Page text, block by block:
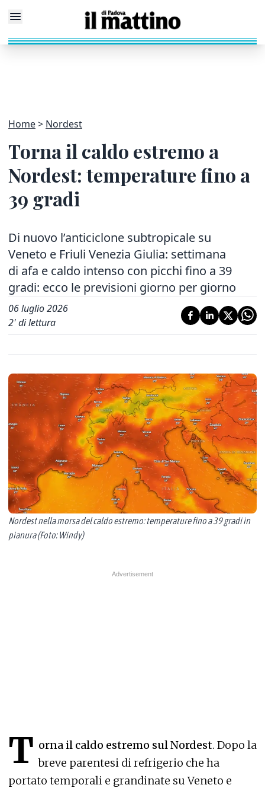
Home Nordest
Torna il caldo estremo a
Nordest: temperature fino a
39 gradi
Di nuovo l’anticiclone subtropicale su
Veneto e Friuli Venezia Giulia: settimana
di afa e caldo intenso con picchi fino a 39
gradi: ecco le previsioni giorno per giorno
06 luglio 2026
2' di lettura
Nordest nella morsa del caldo estremo: temperature fino a 39 gradi in
pianura (Foto: Windy)
T orna il caldo estremo sul Nordest. Dopo la
breve parentesi di refrigerio che ha
portato temporali e grandinate su Veneto e